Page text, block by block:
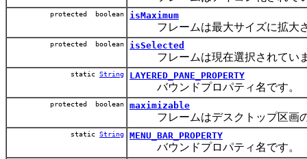
protected boolean isMaximum
フレームは最大サイズに拡大
protected boolean isSelected
フレームは現在選択されてい
static String LAYERED_PANE_PROPERTY
バウンドプロパティ名です。
protected boolean maximizable
フレームはデスクトップ区画の
static String MENU_BAR_PROPERTY
バウンドプロパティ名です。